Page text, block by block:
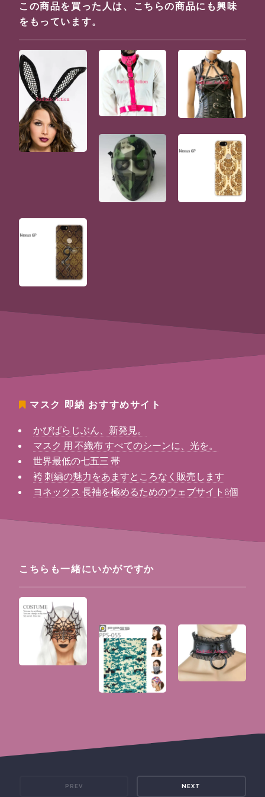
この商品を買った人は、こちらの商品にも興味
をもっています。
マスク 即納 おすすめサイト
かぴぱらじぶん、新発見。
マスク 用 不織布 すべてのシーンに、光を。
世界最低の七五三 帯
袴 刺繍の魅力をあますところなく販売します
ヨネックス 長袖を極めるためのウェブサイト8個
こちらも一緒にいかがですか
PREV NEXT